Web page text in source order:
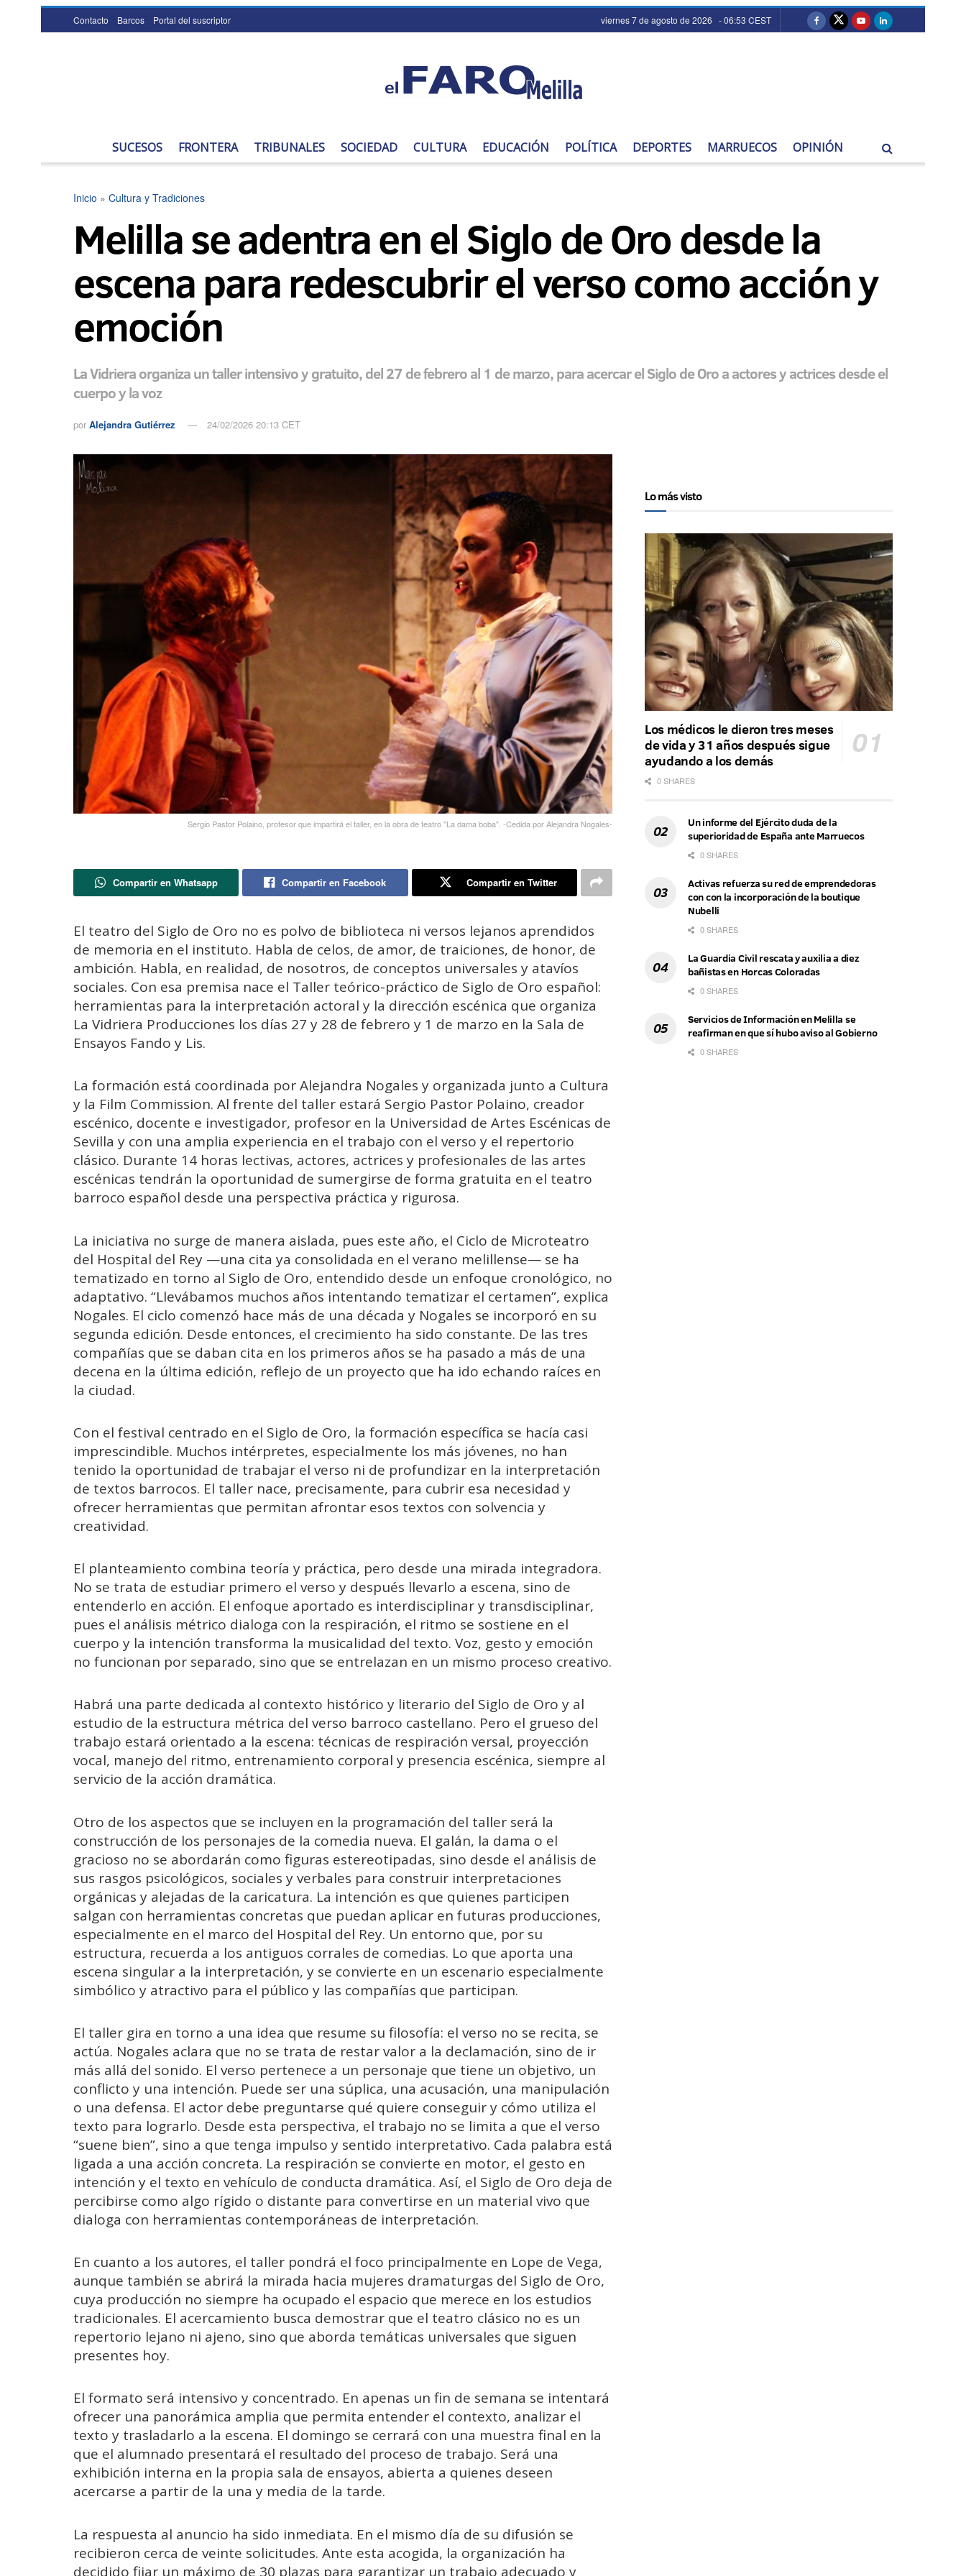
Contacto Barcos Portal del suscriptor viernes 7 de agosto de 2026 - 06:53 CEST
SUCESOS FRONTERA TRIBUNALES SOCIEDAD CULTURA EDUCACIÓN POLÍTICA DEPORTES MARRUECOS OPINIÓN
Inicio » Cultura y Tradiciones
Melilla se adentra en el Siglo de Oro desde la
escena para redescubrir el verso como acción y
emoción
La Vidriera organiza un taller intensivo y gratuito, del 27 de febrero al 1 de marzo, para acercar el Siglo de Oro a actores y actrices desde el
cuerpo y la voz
por Alejandra Gutiérrez 24/02/2026 20:13 CET
Sergio Pastor Polaino, profesor que impartirá el taller, en la obra de teatro "La dama boba". -Cedida por Alejandra Nogales-
Compartir en Whatsapp Compartir en Facebook Compartir en Twitter
El teatro del Siglo de Oro no es polvo de biblioteca ni versos lejanos aprendidos
de memoria en el instituto. Habla de celos, de amor, de traiciones, de honor, de
ambición. Habla, en realidad, de nosotros, de conceptos universales y atavíos
sociales. Con esa premisa nace el Taller teórico-práctico de Siglo de Oro español:
herramientas para la interpretación actoral y la dirección escénica que organiza
La Vidriera Producciones los días 27 y 28 de febrero y 1 de marzo en la Sala de
Ensayos Fando y Lis.
La formación está coordinada por Alejandra Nogales y organizada junto a Cultura
y la Film Commission. Al frente del taller estará Sergio Pastor Polaino, creador
escénico, docente e investigador, profesor en la Universidad de Artes Escénicas de
Sevilla y con una amplia experiencia en el trabajo con el verso y el repertorio
clásico. Durante 14 horas lectivas, actores, actrices y profesionales de las artes
escénicas tendrán la oportunidad de sumergirse de forma gratuita en el teatro
barroco español desde una perspectiva práctica y rigurosa.
La iniciativa no surge de manera aislada, pues este año, el Ciclo de Microteatro
del Hospital del Rey —una cita ya consolidada en el verano melillense— se ha
tematizado en torno al Siglo de Oro, entendido desde un enfoque cronológico, no
adaptativo. “Llevábamos muchos años intentando tematizar el certamen”, explica
Nogales. El ciclo comenzó hace más de una década y Nogales se incorporó en su
segunda edición. Desde entonces, el crecimiento ha sido constante. De las tres
compañías que se daban cita en los primeros años se ha pasado a más de una
decena en la última edición, reflejo de un proyecto que ha ido echando raíces en
la ciudad.
Con el festival centrado en el Siglo de Oro, la formación específica se hacía casi
imprescindible. Muchos intérpretes, especialmente los más jóvenes, no han
tenido la oportunidad de trabajar el verso ni de profundizar en la interpretación
de textos barrocos. El taller nace, precisamente, para cubrir esa necesidad y
ofrecer herramientas que permitan afrontar esos textos con solvencia y
creatividad.
El planteamiento combina teoría y práctica, pero desde una mirada integradora.
No se trata de estudiar primero el verso y después llevarlo a escena, sino de
entenderlo en acción. El enfoque aportado es interdisciplinar y transdisciplinar,
pues el análisis métrico dialoga con la respiración, el ritmo se sostiene en el
cuerpo y la intención transforma la musicalidad del texto. Voz, gesto y emoción
no funcionan por separado, sino que se entrelazan en un mismo proceso creativo.
Habrá una parte dedicada al contexto histórico y literario del Siglo de Oro y al
estudio de la estructura métrica del verso barroco castellano. Pero el grueso del
trabajo estará orientado a la escena: técnicas de respiración versal, proyección
vocal, manejo del ritmo, entrenamiento corporal y presencia escénica, siempre al
servicio de la acción dramática.
Otro de los aspectos que se incluyen en la programación del taller será la
construcción de los personajes de la comedia nueva. El galán, la dama o el
gracioso no se abordarán como figuras estereotipadas, sino desde el análisis de
sus rasgos psicológicos, sociales y verbales para construir interpretaciones
orgánicas y alejadas de la caricatura. La intención es que quienes participen
salgan con herramientas concretas que puedan aplicar en futuras producciones,
especialmente en el marco del Hospital del Rey. Un entorno que, por su
estructura, recuerda a los antiguos corrales de comedias. Lo que aporta una
escena singular a la interpretación, y se convierte en un escenario especialmente
simbólico y atractivo para el público y las compañías que participan.
El taller gira en torno a una idea que resume su filosofía: el verso no se recita, se
actúa. Nogales aclara que no se trata de restar valor a la declamación, sino de ir
más allá del sonido. El verso pertenece a un personaje que tiene un objetivo, un
conflicto y una intención. Puede ser una súplica, una acusación, una manipulación
o una defensa. El actor debe preguntarse qué quiere conseguir y cómo utiliza el
texto para lograrlo. Desde esta perspectiva, el trabajo no se limita a que el verso
“suene bien”, sino a que tenga impulso y sentido interpretativo. Cada palabra está
ligada a una acción concreta. La respiración se convierte en motor, el gesto en
intención y el texto en vehículo de conducta dramática. Así, el Siglo de Oro deja de
percibirse como algo rígido o distante para convertirse en un material vivo que
dialoga con herramientas contemporáneas de interpretación.
En cuanto a los autores, el taller pondrá el foco principalmente en Lope de Vega,
aunque también se abrirá la mirada hacia mujeres dramaturgas del Siglo de Oro,
cuya producción no siempre ha ocupado el espacio que merece en los estudios
tradicionales. El acercamiento busca demostrar que el teatro clásico no es un
repertorio lejano ni ajeno, sino que aborda temáticas universales que siguen
presentes hoy.
El formato será intensivo y concentrado. En apenas un fin de semana se intentará
ofrecer una panorámica amplia que permita entender el contexto, analizar el
texto y trasladarlo a la escena. El domingo se cerrará con una muestra final en la
que el alumnado presentará el resultado del proceso de trabajo. Será una
exhibición interna en la propia sala de ensayos, abierta a quienes deseen
acercarse a partir de la una y media de la tarde.
La respuesta al anuncio ha sido inmediata. En el mismo día de su difusión se
recibieron cerca de veinte solicitudes. Ante esta acogida, la organización ha
decidido fijar un máximo de 30 plazas para garantizar un trabajo adecuado y
Lo más visto
Los médicos le dieron tres meses
de vida y 31 años después sigue
ayudando a los demás
0 SHARES
Un informe del Ejército duda de la
superioridad de España ante Marruecos
0 SHARES
Activas refuerza su red de emprendedoras
con con la incorporación de la boutique
Nubelli
0 SHARES
La Guardia Civil rescata y auxilia a diez
bañistas en Horcas Coloradas
0 SHARES
Servicios de Información en Melilla se
reafirman en que sí hubo aviso al Gobierno
0 SHARES